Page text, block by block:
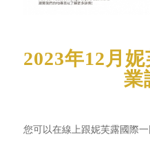
2023年12月
業
您可以在線上跟妮芙露國際一